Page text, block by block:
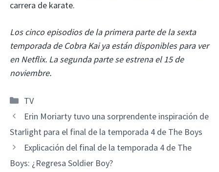
carrera de karate.
Los cinco episodios de la primera parte de la sexta
temporada de Cobra Kai ya están disponibles para ver
en Netflix. La segunda parte se estrena el 15 de
noviembre.
Categorías
TV
Erin Moriarty tuvo una sorprendente inspiración de
Starlight para el final de la temporada 4 de The Boys
Explicación del final de la temporada 4 de The
Boys: ¿Regresa Soldier Boy?